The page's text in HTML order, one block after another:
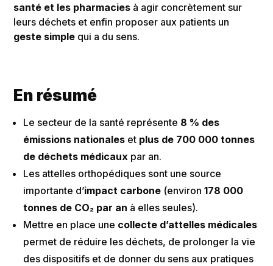
santé et les pharmacies à agir concrètement sur
leurs déchets et enfin proposer aux patients un
geste simple qui a du sens.
En résumé
Le secteur de la santé représente 8 % des
émissions nationales et plus de 700 000 tonnes
de déchets médicaux par an.
Les attelles orthopédiques sont une source
importante d’impact carbone (environ178 000
tonnes de CO₂ par an à elles seules).
Mettre en place une collecte d’attelles médicales
permet de réduire les déchets, de prolonger la vie
des dispositifs et de donner du sens aux pratiques